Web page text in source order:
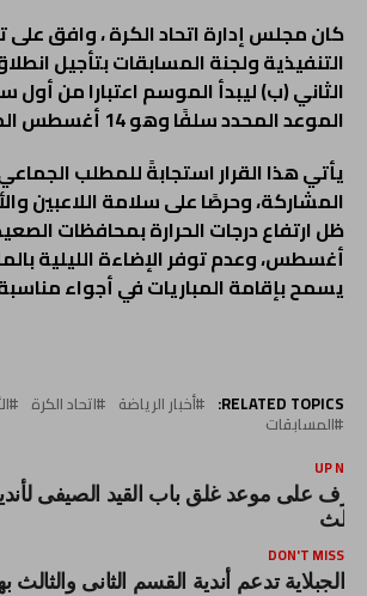
كان مجلس إدارة اتحاد الكرة ، وافق على
التنفيذية ولجنة المسابقات بتأجيل
الثاني (ب) ليبدأ الموسم اعتبارا من أول
الموعد المحدد سلفًا وهو 14 أغسطس المقبل.
يأتي هذا القرار استجابةً للمطلب
المشاركة، وحرصًا على سلامة اللاعبين
ظل ارتفاع درجات الحرارة بمحافظات
أغسطس، وعدم توفر الإضاءة الليلية
يسمح بإقامة المباريات في أجواء
RELATED TOPICS: أخبار الرياضة اتحاد الكرة
المسابقات
UP
على موعد غلق باب القيد الصيفى
DON'T MISS
الجبلاية تدعم أندية القسم الثانى والثالث